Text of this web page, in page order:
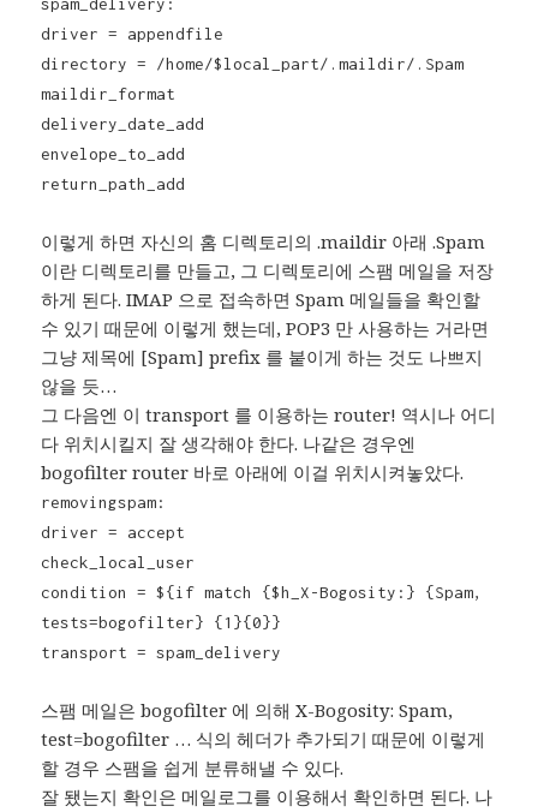
spam_delivery:
driver = appendfile
directory = /home/$local_part/.maildir/.Spam
maildir_format
delivery_date_add
envelope_to_add
return_path_add
이렇게 하면 자신의 홈 디렉토리의 .maildir 아래 .Spam
이란 디렉토리를 만들고, 그 디렉토리에 스팸 메일을 저장
하게 된다. IMAP 으로 접속하면 Spam 메일들을 확인할
수 있기 때문에 이렇게 했는데, POP3 만 사용하는 거라면
그냥 제목에 [Spam] prefix 를 붙이게 하는 것도 나쁘지
않을 듯…
그 다음엔 이 transport 를 이용하는 router! 역시나 어디
다 위치시킬지 잘 생각해야 한다. 나같은 경우엔
bogofilter router 바로 아래에 이걸 위치시켜놓았다.
removingspam:
driver = accept
check_local_user
condition = ${if match {$h_X-Bogosity:} {Spam,
tests=bogofilter} {1}{0}}
transport = spam_delivery
스팸 메일은 bogofilter 에 의해 X-Bogosity: Spam,
test=bogofilter … 식의 헤더가 추가되기 때문에 이렇게
할 경우 스팸을 쉽게 분류해낼 수 있다.
잘 됐는지 확인은 메일로그를 이용해서 확인하면 된다. 나